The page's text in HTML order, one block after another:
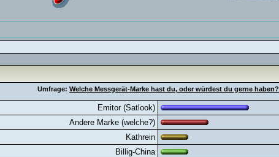
Umfrage: Welche Messgerät-Marke hast du, oder würdest du gerne haben?
Emitor (Satlook)
Andere Marke (welche?)
Kathrein
Billig-China